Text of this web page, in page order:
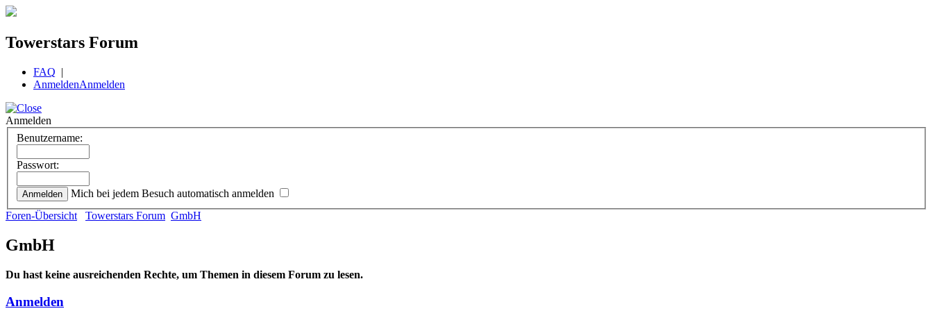
Towerstars Forum
FAQ |
AnmeldenAnmelden
Anmelden
Benutzername:
Passwort:
Mich bei jedem Besuch automatisch anmelden
Foren-Übersicht
Towerstars Forum GmbH
GmbH
Du hast keine ausreichenden Rechte, um Themen in diesem Forum zu lesen.
Anmelden